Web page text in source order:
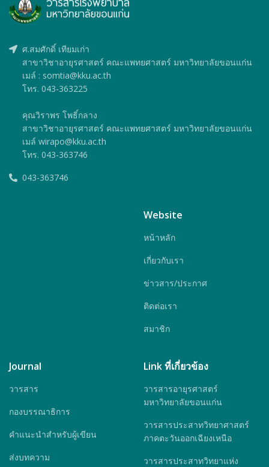
ศ.สมศักดิ์ เทียมเก่า
สาขาวิชาอายุรศาสตร์ คณะแพทยศาสตร์ มหาวิทยาลัยขอนแก่น
เมล์ : somtia@kku.ac.th
โทร. 043-363225
คุณวิราพร โพธิ์กลาง
สาขาวิชาอายุรศาสตร์ คณะแพทยศาสตร์ มหาวิทยาลัยขอนแก่น
เมล์ wirapo@kku.ac.th
โทร. 043-363746
043-363746
Website
หน้าหลัก
เกี่ยวกับเรา
ข่าวสาร/ประกาศ
ติดต่อเรา
สมาชิก
Journal
วารสาร
กองบรรณาธิการ
คำแนะนำสำหรับผู้เขียน
ส่งบทความ
Link ที่เกี่ยวข้อง
วารสารอายุรศาสตร์
มหาวิทยาลัยขอนแก่น
วารสารประสาทวิทยาศาสตร์
ภาคตะวันออกเฉียงเหนือ
วารสารประสาทวิทยาแห่ง